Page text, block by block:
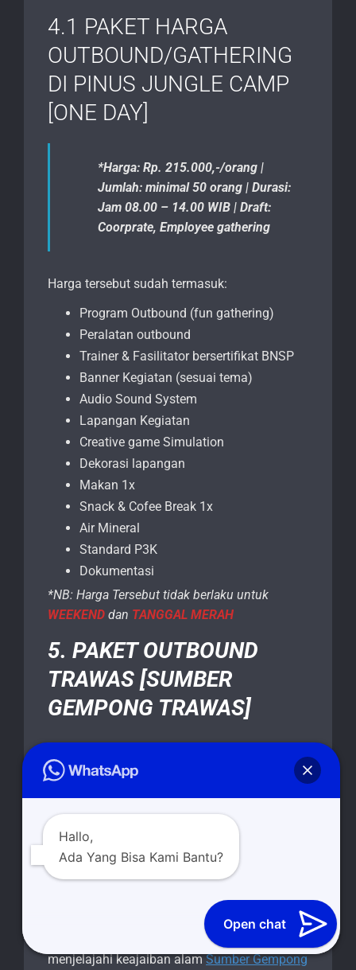
4.1 PAKET HARGA
OUTBOUND/GATHERING
DI PINUS JUNGLE CAMP
[ONE DAY]
*Harga: Rp. 215.000,-/orang |
Jumlah: minimal 50 orang | Durasi:
Jam 08.00 – 14.00 WIB | Draft:
Coorprate, Employee gathering
Harga tersebut sudah termasuk:
Program Outbound (fun gathering)
Peralatan outbound
Trainer & Fasilitator bersertifikat BNSP
Banner Kegiatan (sesuai tema)
Audio Sound System
Lapangan Kegiatan
Creative game Simulation
Dekorasi lapangan
Makan 1x
Snack & Cofee Break 1x
Air Mineral
Standard P3K
Dokumentasi
*NB: Harga Tersebut tidak berlaku untuk
WEEKEND dan TANGGAL MERAH
5. PAKET OUTBOUND
TRAWAS [SUMBER
GEMPONG TRAWAS]
kepada Anda pengalaman petualangan yang
mengundang Anda untuk merasakan
kegembiraan dan keseruan melalui berbagai
aktivitas outbound yang menarik, semuanya
Maka bergabunglah dengan kami untuk
menjelajahi keajaiban alamSumber Gempong
Hallo,
Ada Yang Bisa Kami Bantu?
Open chat